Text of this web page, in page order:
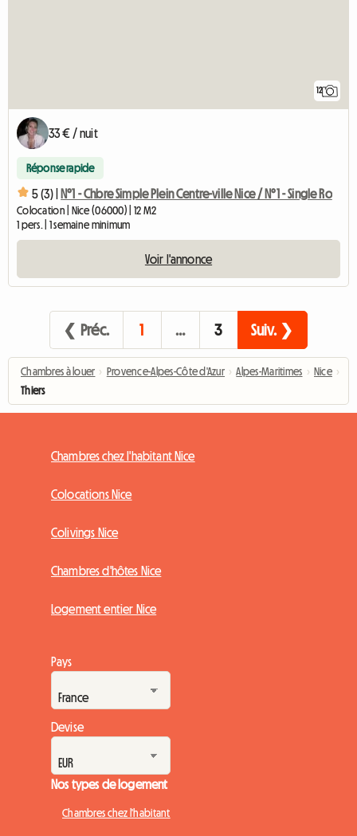
12
33 € / nuit
Réponse rapide
5 (3) | N°1 - Chbre Simple Plein Centre-ville Nice / N°1 - Single Ro
Colocation | Nice (06000) | 12 M2
1 pers. | 1 semaine minimum
Voir l'annonce
❮ Préc. 1 … 3 Suiv. ❯
Chambres à louer › Provence-Alpes-Côte d'Azur › Alpes-Maritimes › Nice ›
Thiers
Chambres chez l'habitant Nice
Colocations Nice
Colivings Nice
Chambres d'hôtes Nice
Logement entier Nice
Pays
Devise
Nos types de logement
Chambres chez l'habitant